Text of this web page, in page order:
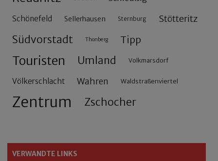
Schönefeld Sellerhausen Sternburg Stötteritz
Südvorstadt Thonberg Tipp
Touristen Umland Volkmarsdorf
Völkerschlacht Wahren Waldstraßenviertel
Zentrum Zschocher
VERWANDTE LINKS